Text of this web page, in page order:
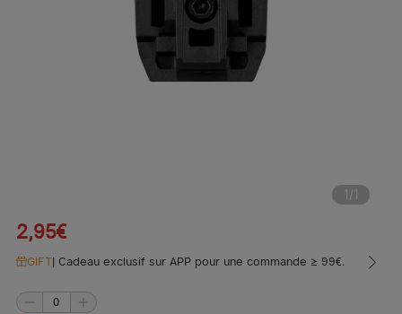
1/1
2,95€
GIFT| Cadeau exclusif sur APP pour une commande ≥ 99€.